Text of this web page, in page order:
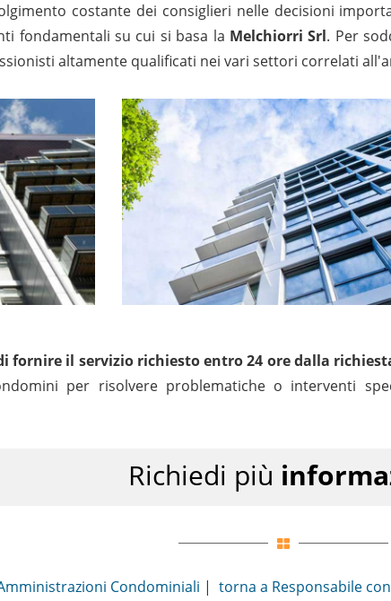
costante dei consiglieri nelle decisioni
fondamentali su cui si basa la Melchiorri Srl. Per
altamente qualificati nei vari settori correlati
fornire il servizio richiesto entro 24 ore dalla
per risolvere problematiche o interventi
Richiedi più
Condominiali | torna a Responsabile